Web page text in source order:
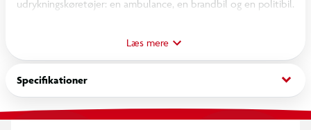
udrykningskøretøjer: en ambulance, en brandbil og en politibil.
legen både sjov og fantasifuld. Sættet er ideelt til børn, der
elsker at skabe deres egne redningsaktioner. Perfekt til timevis
af underholdning og kreativ leg.
Læs mere
Specifikationer keyboard_arrow_down